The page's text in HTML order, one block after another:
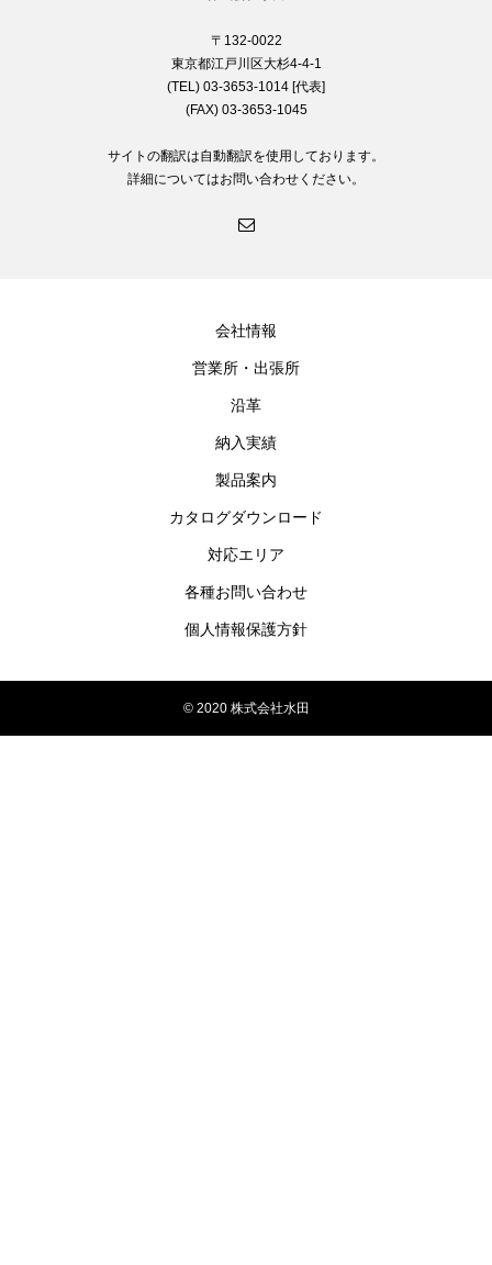
〒132-0022
東京都江戸川区大杉4-4-1
(TEL) 03-3653-1014 [代表]
(FAX) 03-3653-1045
サイトの翻訳は自動翻訳を使用しております。
詳細についてはお問い合わせください。
会社情報
営業所・出張所
沿革
納入実績
製品案内
カタログダウンロード
対応エリア
各種お問い合わせ
個人情報保護方針
© 2020 株式会社水田